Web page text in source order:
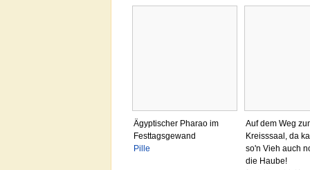
Ägyptischer Pharao im
Festtagsgewand
Pille
Auf dem Weg
Kreisssaal, da
so'n Vieh auch
die Haube!